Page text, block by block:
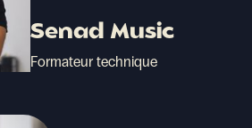
Senad Music
Formateur technique